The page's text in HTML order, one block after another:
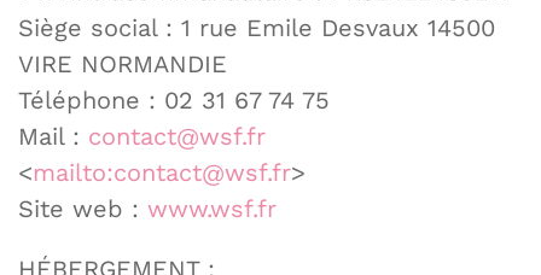
Siège social : 1 rue Emile Desvaux 14500
VIRE NORMANDIE
Téléphone : 02 31 67 74 75
Mail : contact@wsf.fr
<mailto:contact@wsf.fr>
Site web : www.wsf.fr
HÉBERGEMENT :